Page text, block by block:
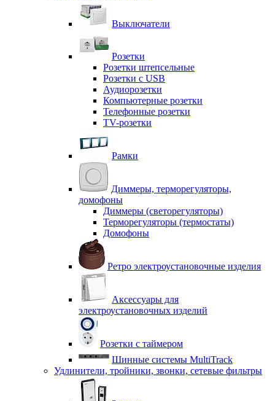
Выключатели
Розетки
Розетки штепсельные
Розетки с USB
Аудиорозетки
Компьютерные розетки
Телефонные розетки
TV-розетки
Рамки
Диммеры, терморегуляторы,
домофоны
Диммеры (светорегуляторы)
Терморегуляторы (термостаты)
Домофоны
Ретро электроустановочные изделия
Аксессуары для
электроустановочных изделий
Розетки с таймером
Шинные системы MultiTrack
Удлинители, тройники, звонки, сетевые фильтры